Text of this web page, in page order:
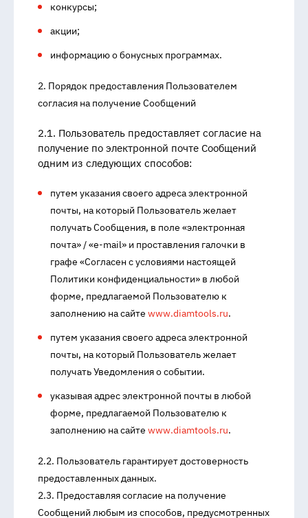
конкурсы;
акции;
информацию о бонусных программах.
2. Порядок предоставления Пользователем
согласия на получение Сообщений
2.1. Пользователь предоставляет согласие на
получение по электронной почте Сообщений
одним из следующих способов:
путем указания своего адреса электронной
почты, на который Пользователь желает
получать Сообщения, в поле «электронная
почта» / «e-mail» и проставления галочки в
графе «Согласен с условиями настоящей
Политики конфиденциальности» в любой
форме, предлагаемой Пользователю к
заполнению на сайте www.diamtools.ru.
путем указания своего адреса электронной
почты, на который Пользователь желает
получать Уведомления о событии.
указывая адрес электронной почты в любой
форме, предлагаемой Пользователю к
заполнению на сайте www.diamtools.ru.
2.2. Пользователь гарантирует достоверность
предоставленных данных.
2.3. Предоставляя согласие на получение
Сообщений любым из способов, предусмотренных